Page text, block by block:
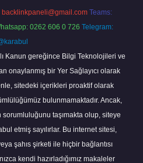
backlinkpaneli@gmail.com Teams:
0262 606 0 726 Telegram:
Kanun gereğince Bilgi Teknolojileri ve
onaylanmış bir Yer Sağlayıcı olarak
sitedeki içerikleri proaktif olarak
bulunmamaktadır. Ancak,
sorumluluğunu taşımakta olup, siteye
etmiş sayılırlar. Bu internet sitesi,
şahıs şirketi ile hiçbir bağlantısı
kendi hazırladığımız makaleler